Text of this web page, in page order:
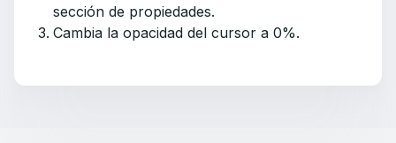
sección de propiedades.
Cambia la opacidad del cursor a 0%.